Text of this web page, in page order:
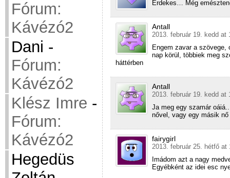
Fórum:
Kávézó2
Dani -
Fórum:
Kávézó2
Klész Imre -
Fórum:
Kávézó2
Hegedüs
Érdekes… Még
Antall
2013. február 19. kedd at
Engem zavar a szövege,
nap körül, többiek meg
háttérben
Antall
2013. február 19. kedd at
Ja meg egy szamár
nővel, vagy egy másik
fairygirl
2013. február 25. hétfő at
Imádom azt a nagy
Egyébként az idei esc